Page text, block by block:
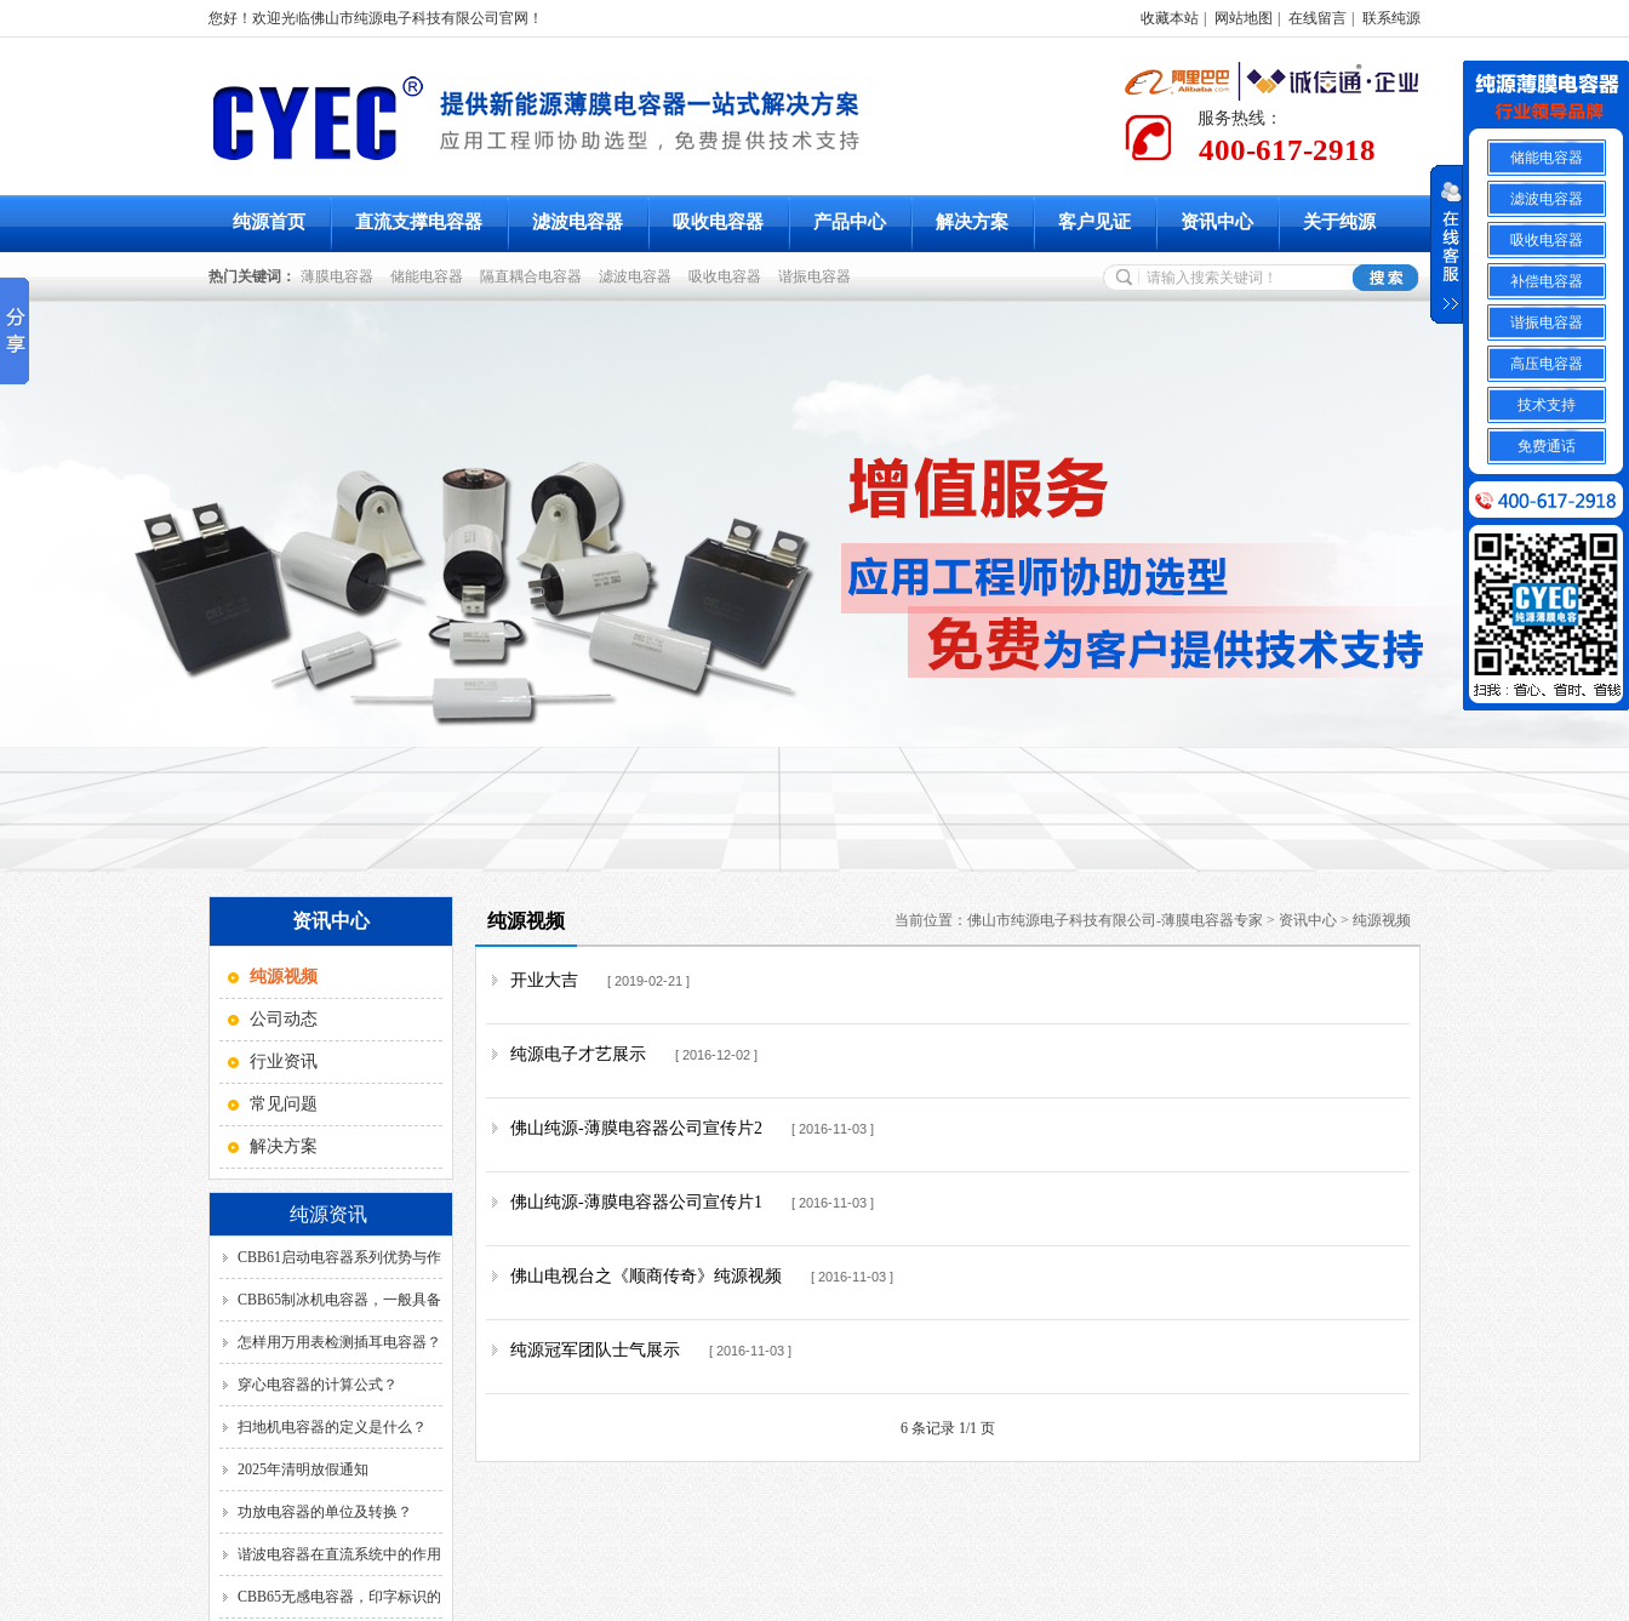
您好！欢迎光临佛山市纯源电子科技有限公司官网！ 收藏本站 网站地图 在线留言 联系纯源
服务热线：
400-617-2918
纯源首页 直流支撑电容器 滤波电容器 吸收电容器 产品中心 解决方案 客户见证 资讯中心 关于纯源
热门关键词： 薄膜电容器 储能电容器 隔直耦合电容器 滤波电容器 吸收电容器 谐振电容器
资讯中心
纯源视频
公司动态
行业资讯
常见问题
解决方案
纯源资讯
CBB61启动电容器系列优势与作
用！
CBB65制冰机电容器，一般具备
哪几种引出方式？
怎样用万用表检测插耳电容器？
穿心电容器的计算公式？
扫地机电容器的定义是什么？
2025年清明放假通知
功放电容器的单位及转换？
谐波电容器在直流系统中的作用
是什么？
CBB65无感电容器，印字标识的
纯源视频 当前位置： 佛山市纯源电子科技有限公司-薄膜电容器专家 > 资讯中心 > 纯源视频
开业大吉 [ 2019-02-21 ]
纯源电子才艺展示 [ 2016-12-02 ]
佛山纯源-薄膜电容器公司宣传片2 [ 2016-11-03 ]
佛山纯源-薄膜电容器公司宣传片1 [ 2016-11-03 ]
佛山电视台之《顺商传奇》纯源视频 [ 2016-11-03 ]
纯源冠军团队士气展示 [ 2016-11-03 ]
6 条记录 1/1 页
储能电容器
滤波电容器
吸收电容器
补偿电容器
谐振电容器
高压电容器
技术支持
免费通话